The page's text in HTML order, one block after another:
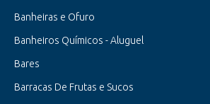
Banheiras e Ofuro
Banheiros Químicos - Aluguel
Bares
Barracas De Frutas e Sucos